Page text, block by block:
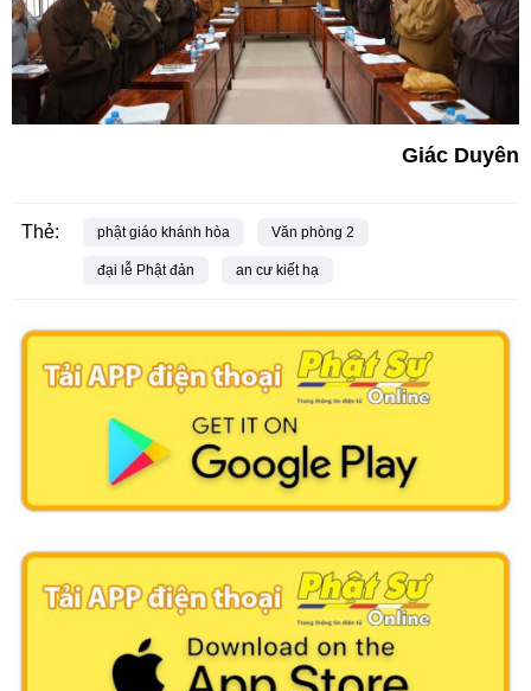
Giác Duyên
Thẻ: phật giáo khánh hòa Văn phòng 2
đại lễ Phật đản an cư kiết hạ